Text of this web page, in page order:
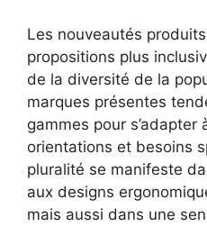
Les nouveautés
propositions plus
de la diversité de la
marques présentes
gammes pour s’adapter
orientations et besoins
pluralité se manifeste
aux designs
mais aussi dans une